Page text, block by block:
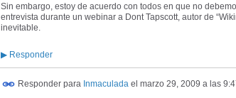
Sin embargo, estoy de acuerdo con todos en que no
entrevista durante un webinar a Dont Tapscott, autor de
inevitable.
▶ Responder
Responder para Inmaculada el marzo 29, 2009 a las